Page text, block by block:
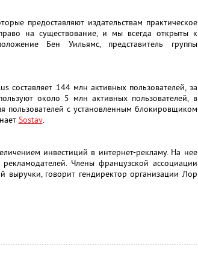
предоставляют издательствам практическое
на существование, и мы всегда открыты к
Бен Уильямс, представитель группы
144 млн активных пользователей, за
около 5 млн активных пользователей, в
с установленным блокировщиком
Sostav.
инвестиций в интернет-рекламу. На нее
Члены французской ассоциации
выручки, говорит гендиректор организации Лор